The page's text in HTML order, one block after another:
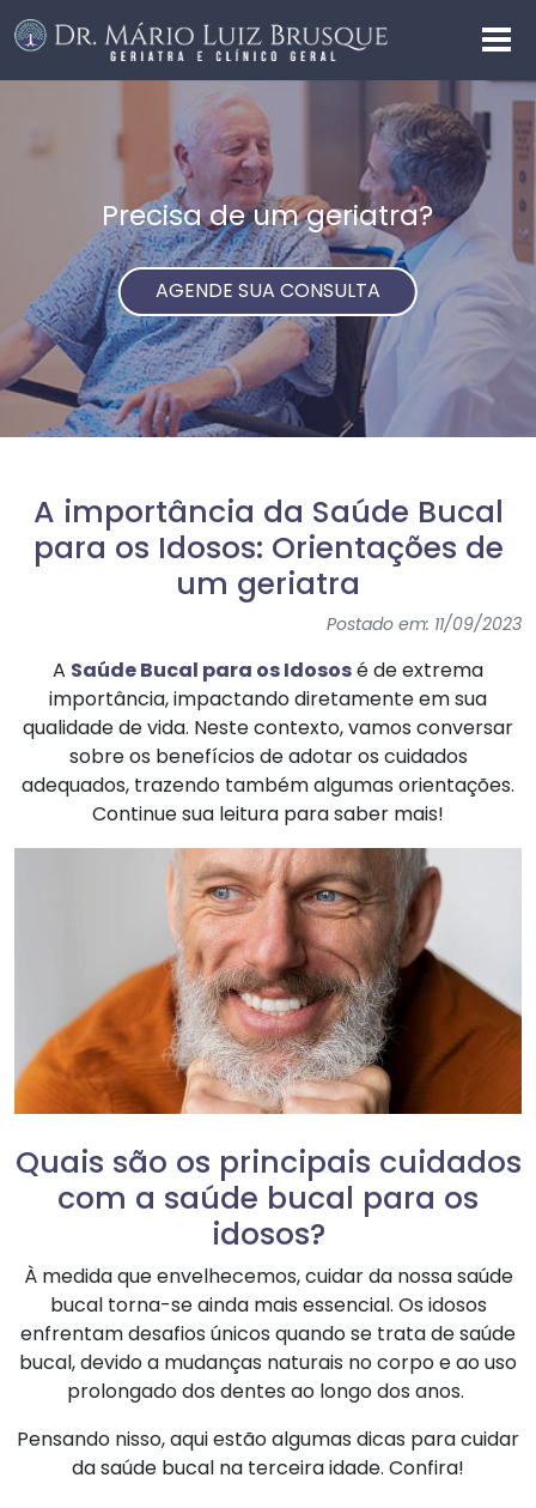
Precisa de um geriatra?
AGENDE SUA CONSULTA
A importância da Saúde Bucal
para os Idosos: Orientações de
um geriatra
Postado em: 11/09/2023
A Saúde Bucal para os Idososé de extrema
importância, impactando diretamente em sua
qualidade de vida. Neste contexto, vamos conversar
sobre os benefícios de adotar os cuidados
adequados, trazendo também algumas orientações.
Continue sua leitura para saber mais!
Quais são os principais cuidados
com a saúde bucal para os
idosos?
À medida que envelhecemos, cuidar da nossa saúde
bucal torna-se ainda mais essencial. Os idosos
enfrentam desafios únicos quando se trata de saúde
bucal, devido a mudanças naturais no corpo e ao uso
prolongado dos dentes ao longo dos anos.
Pensando nisso, aqui estão algumas dicas para cuidar
da saúde bucal na terceira idade. Confira!